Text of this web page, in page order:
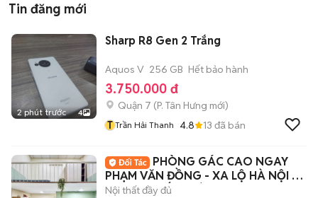
Tin đăng mới
2 phút trước 4
Sharp R8 Gen 2 Trắng
Aquos V 256 GB Hết bảo hành
3.750.000 đ
Quận 7 (P. Tân Hưng mới)
T Trần Hải Thanh 4.8 13 đã bán
PHÒNG GÁC CAO NGAY
PHẠM VĂN ĐỒNG - XA LỘ HÀ NỘI -
ĐẠI HỌC KIẾN TRÚC
Nội thất đầy đủ